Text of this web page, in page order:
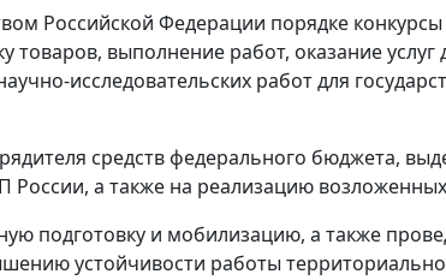
Российской Федерации порядке
товаров, выполнение работ, оказание
исследовательских работ для
средств федерального бюджета,
России, а также на реализацию
подготовку и мобилизацию, а также
устойчивости работы